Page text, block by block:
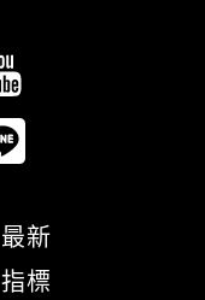
最新
指標